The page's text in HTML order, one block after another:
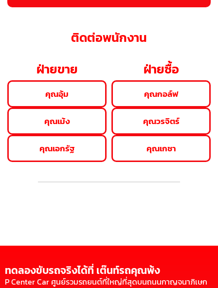
ติดต่อพนักงาน
ฝ่ายขาย
คุณอุ้ม
คุณเม้ง
คุณเอกรัฐ
ฝ่ายซื้อ
คุณกอล์ฟ
คุณวรจิตร์
คุณเกชา
ทดลองขับรถจริงได้ที่ เต๊นท์รถคุณพ้ง
P Center Car ศูนย์รวมรถยนต์ที่ใหญ่ที่สุดบนถนนกาญจนาภิเษก